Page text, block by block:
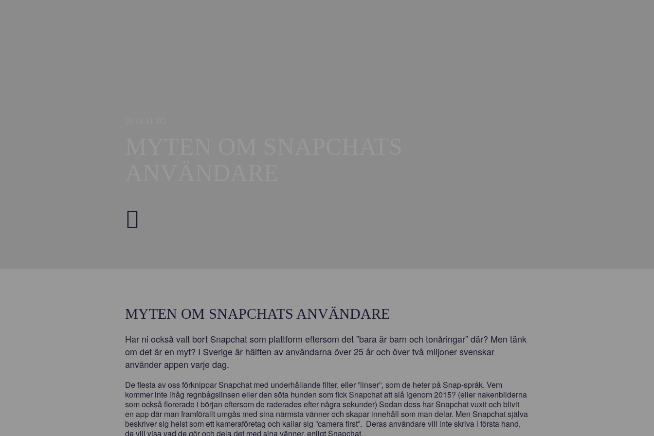
MYTEN OM SNAPCHATS ANVÄNDARE
Har ni också valt bort Snapchat som plattform eftersom det ”bara är barn och tonåringar” där? Men tänk
om det är en myt? I Sverige är hälften av användarna över 25 år och över två miljoner svenskar
använder appen varje dag.
De flesta av oss förknippar Snapchat med underhållande filter, eller ”linser”, som de heter på Snap-språk. Vem
kommer inte ihåg regnbågslinsen eller den söta hunden som fick Snapchat att slå igenom 2015? (eller nakenbilderna
som också florerade i början eftersom de raderades efter några sekunder) Sedan dess har Snapchat vuxit och blivit
en app där man framförallt umgås med sina närmsta vänner och skapar innehåll som man delar. Men Snapchat själva
beskriver sig helst som ett kameraföretag och kallar sig ”camera first”. Deras användare vill inte skriva i första hand,
de vill visa vad de gör och dela det med sina vänner, enligt Snapchat.